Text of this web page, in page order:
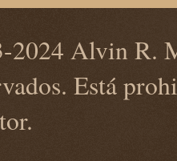
2024 Alvin R.
Está